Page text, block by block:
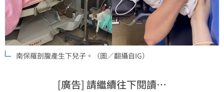
南保羅剖腹產生下兒子。（圖／翻攝自IG）
[廣告] 請繼續往下閱讀…